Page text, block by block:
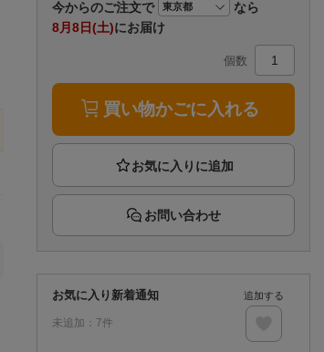
今からのご注文で
なら
8月8日(土)にお届け
個数
買い物かごに入れる
お問い合わせ
お気に入り新着通知
未追加： 7件
追加する